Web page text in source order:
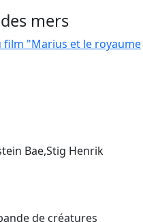
mers
film "Marius et le royaume
Bae,Stig Henrik
de créatures